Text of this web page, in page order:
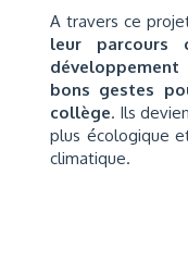
A travers ce
leur parcours
développement
bons gestes
collège. Ils
plus écologique
climatique.